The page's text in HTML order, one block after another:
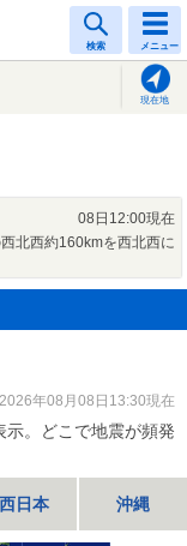
検索 メニュー
現在地
08日12:00現在
北西約160kmを西北西に
2026年08月08日13:30現在
。どこで地震が頻発
西日本 沖縄